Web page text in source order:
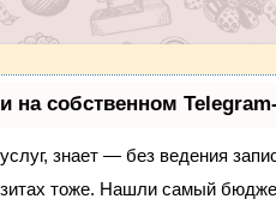
на собственном
знает — без ведения
тоже. Нашли самый